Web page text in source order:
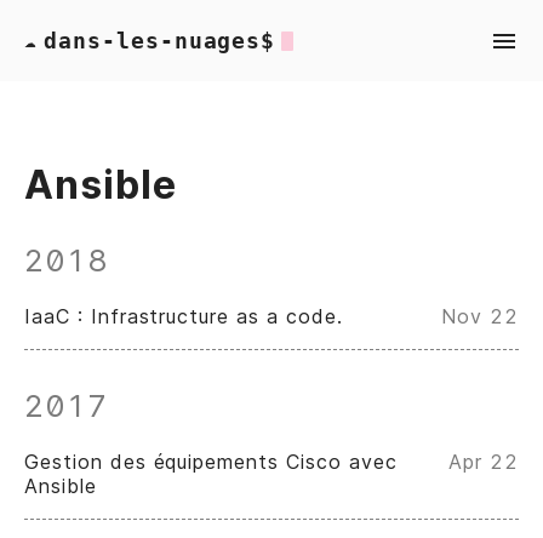
☁ dans-les-nuages$
Ansible
2018
IaaC : Infrastructure as a code. Nov 22
2017
Gestion des équipements Cisco avec
Ansible
Apr 22